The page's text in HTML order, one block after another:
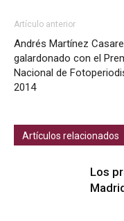
Artículo anterior
Andrés Martínez
galardonado con el
Nacional de
2014
Artículos relacionados
Los